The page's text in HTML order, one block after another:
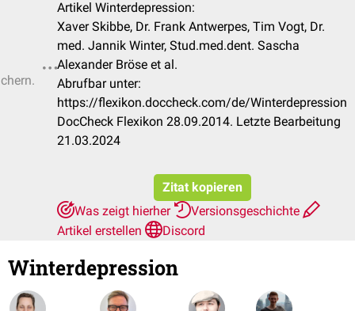
Artikel Winterdepression:
Xaver Skibbe, Dr. Frank Antwerpes, Tim Vogt, Dr.
med. Jannik Winter, Stud.med.dent. Sascha
Alexander Bröse et al.
Abrufbar unter:
https://flexikon.doccheck.com/de/Winterdepression
DocCheck Flexikon 28.09.2014. Letzte Bearbeitung
21.03.2024
Zitat kopieren
Was zeigt hierher
Versionsgeschichte
Artikel erstellen
Discord
Winterdepression